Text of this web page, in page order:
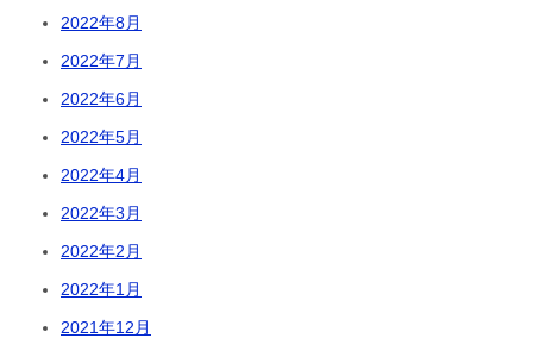
2022年8月
2022年7月
2022年6月
2022年5月
2022年4月
2022年3月
2022年2月
2022年1月
2021年12月